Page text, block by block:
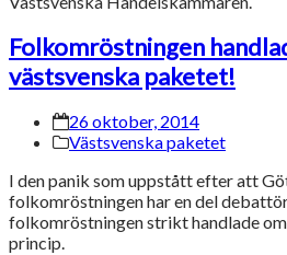
Folkomröstningen
västsvenska paketet!
26 oktober, 2014
Västsvenska paketet
I den panik som uppstått efter att
folkomröstningen har en del
folkomröstningen strikt handlade
princip.